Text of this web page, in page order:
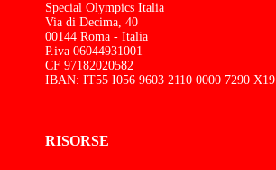
Special Olympics Italia
Via di Decima, 40
00144 Roma - Italia
P.iva 06044931001
CF 97182020582
IBAN: IT55 I056 9603 2110 0000 7290 X19
RISORSE